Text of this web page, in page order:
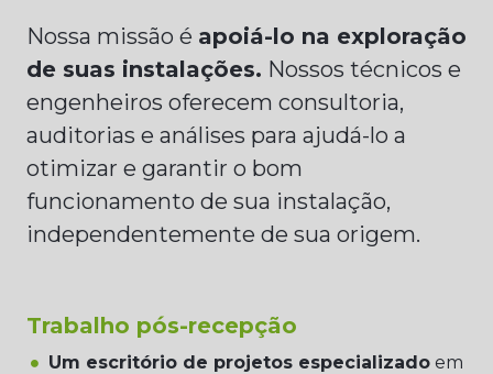
Nossa missão é apoiá-lo na exploração
de suas instalações. Nossos técnicos e
engenheiros oferecem consultoria,
auditorias e análises para ajudá-lo a
otimizar e garantir o bom
funcionamento de sua instalação,
independentemente de sua origem.
Trabalho pós-recepção
Um escritório de projetos especializado em